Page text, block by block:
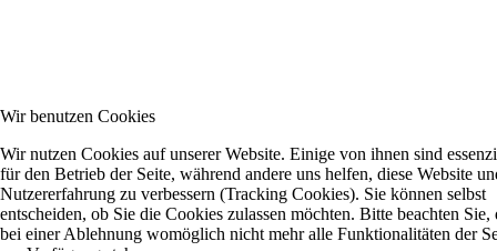
Wir benutzen Cookies
Wir nutzen Cookies auf unserer Website. Einige von ihnen sind
für den Betrieb der Seite, während andere uns helfen, diese Website
Nutzererfahrung zu verbessern (Tracking Cookies). Sie können selbst
entscheiden, ob Sie die Cookies zulassen möchten. Bitte beachten Sie,
bei einer Ablehnung womöglich nicht mehr alle Funktionalitäten der